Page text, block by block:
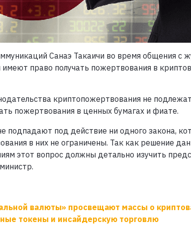
Санаэ Такаичи во время общения с
право получать пожертвования в
криптопожертвования не
пожертвования в ценных бумагах и фиате.
подпадают под действие ни одного закона,
в них не ограничены. Так как решение
этот вопрос должны детально изучить
валюты» просвещают массы о
токены и инсайдерскую торговлю